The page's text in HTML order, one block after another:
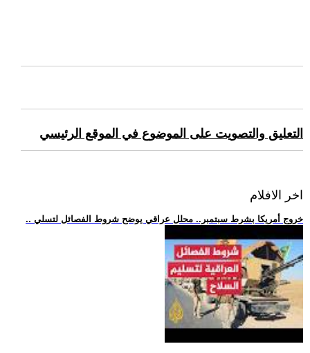
التعليق والتصويت على الموضوع في الموقع الرئيسي
اخر الافلام
.. خروج أمريكا بشرط سبتمبر.. محلل عراقي يوضح شروط الفصائل لتسلي